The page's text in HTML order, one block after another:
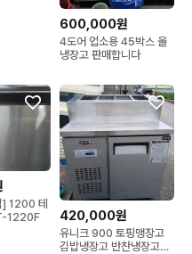
600,000원
4도어 업소용 45박스 올
냉장고 판매합니다
] 1200 테
1220F
420,000원
유니크 900 토핑맹장고
김밥냉장고 반찬냉장고